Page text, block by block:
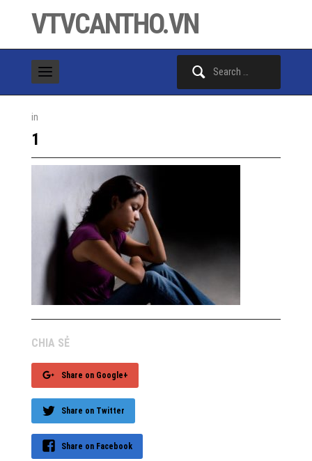
VTVCANTHO.VN
in
1
CHIA SẺ
Share on Google+
Share on Twitter
Share on Facebook